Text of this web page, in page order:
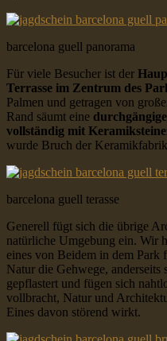
barcelona guell panorama
Für viele Besucher ist der
Terrasse im Zentrum des
Palmen und getragen von
Rand säumt eine
vollständig mit
wurde Bruch der
barcelona guell terasse
Generell fügt sich die übrige
natürliche Umgebung ein. Wir
eines von Beidem in dem Park
Natur die Gehwege,
gepflastert und fügen sich
vollbracht, Natur und
Eines davon störend wirkt.